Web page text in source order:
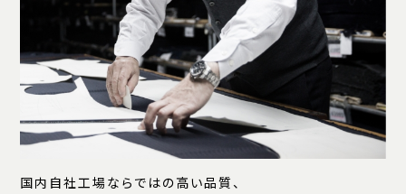
国内自社工場ならではの高い品質、